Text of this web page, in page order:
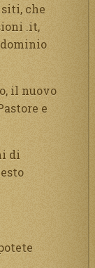
che
.it,
dominio
il nuovo
e
di